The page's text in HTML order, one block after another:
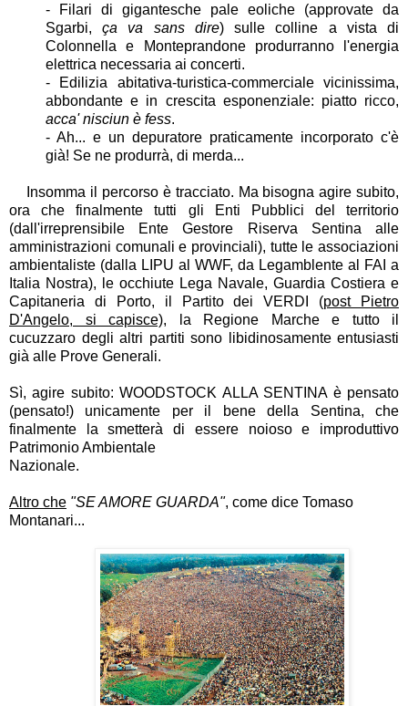
- Filari di gigantesche pale eoliche (approvate da
Sgarbi, ça va sans dire) sulle colline a vista di
Colonnella e Monteprandone produrranno l'energia
elettrica necessaria ai concerti.
- Edilizia abitativa-turistica-commerciale vicinissima,
abbondante e in crescita esponenziale: piatto ricco,
acca' nisciun è fess.
- Ah... e un depuratore praticamente incorporato c'è
già! Se ne produrrà, di merda...
Insomma il percorso è tracciato. Ma bisogna agire subito,
ora che finalmente tutti gli Enti Pubblici del territorio
(dall'irreprensibile Ente Gestore Riserva Sentina alle
amministrazioni comunali e provinciali), tutte le associazioni
ambientaliste (dalla LIPU al WWF, da Legamblente al FAI a
Italia Nostra), le occhiute Lega Navale, Guardia Costiera e
Capitaneria di Porto, il Partito dei VERDI (post Pietro
D'Angelo, si capisce), la Regione Marche e tutto il
cucuzzaro degli altri partiti sono libidinosamente entusiasti
già alle Prove Generali.
Sì, agire subito: WOODSTOCK ALLA SENTINA è pensato
(pensato!) unicamente per il bene della Sentina, che
finalmente la smetterà di essere noioso e improduttivo
Patrimonio Ambientale
Nazionale.
Altro che "SE AMORE GUARDA", come dice Tomaso
Montanari...